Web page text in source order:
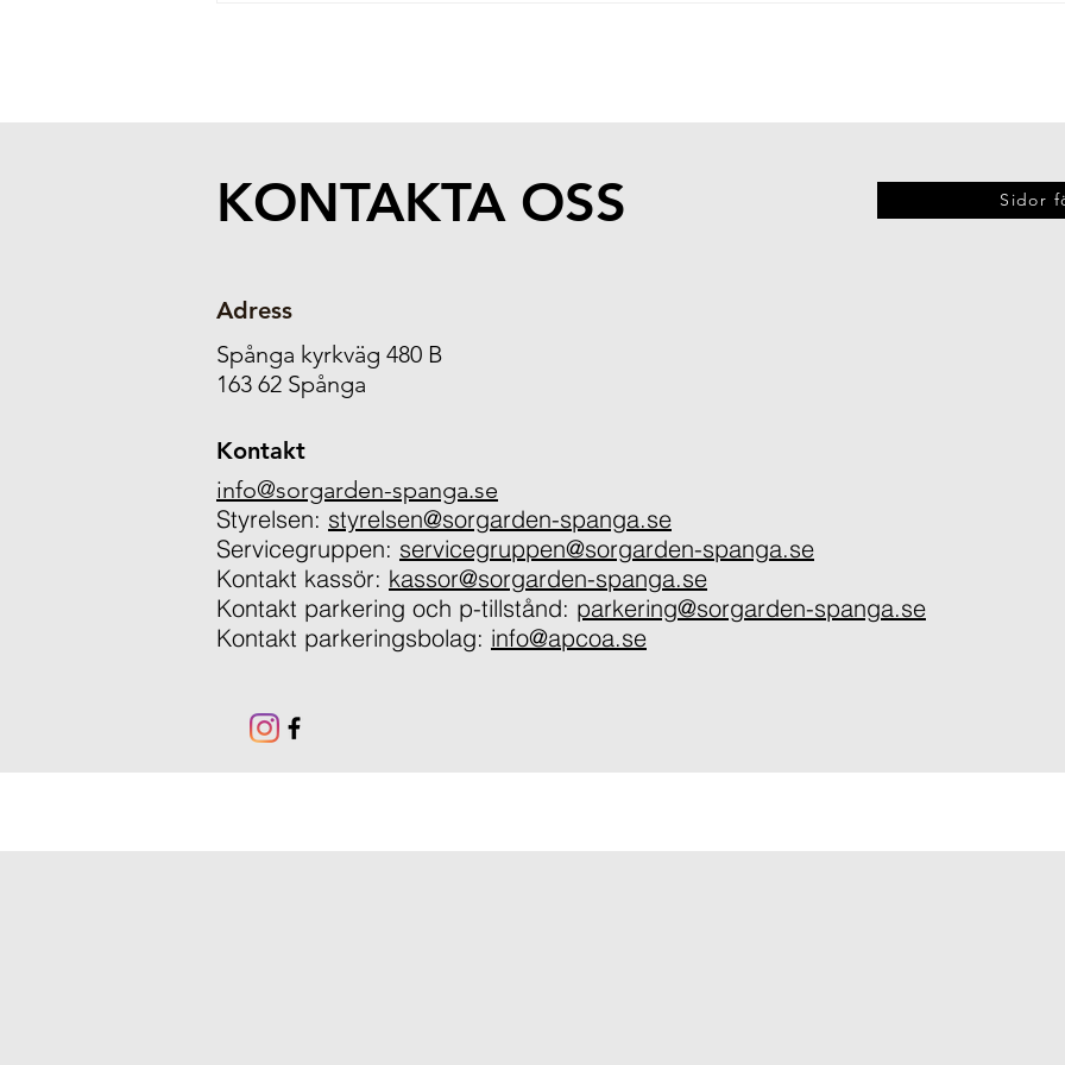
KONTAKTA OSS Sidor
Adress
Spånga kyrkväg 480 B
163 62 Spånga
Kontakt
info@sorgarden-spanga.se
Styrelsen: styrelsen@sorgarden-spanga.se
Servicegruppen: servicegruppen@sorgarden-spanga.se
Kontakt kassör: kassor@sorgarden-spanga.se
Kontakt parkering och p-tillstånd: parkering@sorgarden-spanga.se
Kontakt parkeringsbolag: info@apcoa.se